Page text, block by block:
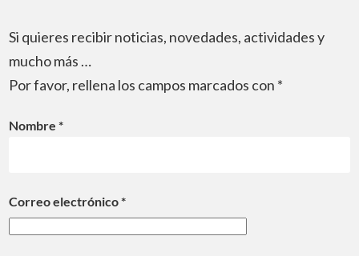
Si quieres recibir noticias, novedades, actividades y
mucho más …
Por favor, rellena los campos marcados con *
Nombre *
Correo electrónico *